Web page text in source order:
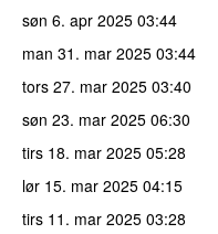
søn 6. apr 2025 03:44
man 31. mar 2025 03:44
tors 27. mar 2025 03:40
søn 23. mar 2025 06:30
tirs 18. mar 2025 05:28
lør 15. mar 2025 04:15
tirs 11. mar 2025 03:28